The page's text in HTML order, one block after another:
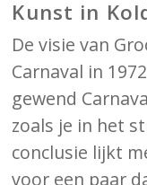
Kunst in
De visie van
Carnaval in
gewend
zoals je in het
conclusie lijkt
voor een paar